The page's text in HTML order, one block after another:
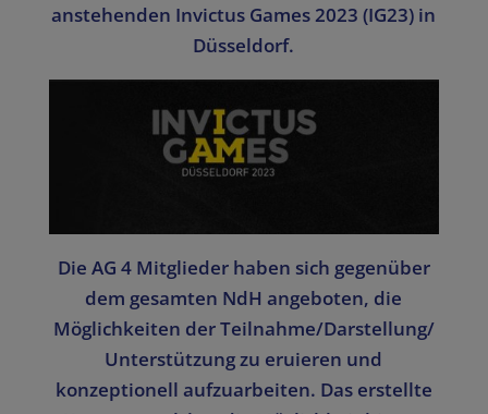
anstehenden Invictus Games 2023 (IG23) in
Düsseldorf.
Die AG 4 Mitglieder haben sich gegenüber
dem gesamten NdH angeboten, die
Möglichkeiten der Teilnahme/Darstellung/
Unterstützung zu eruieren und
konzeptionell aufzuarbeiten. Das erstellte